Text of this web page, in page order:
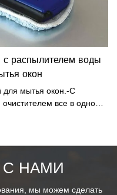
с распылителем воды
окон
для мытья окон.-С
все в одном.-
С НАМИ
мы можем сделать